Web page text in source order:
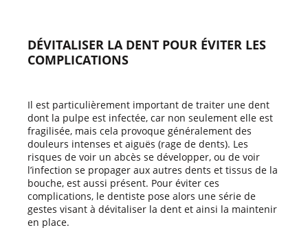
DÉVITALISER LA DENT POUR ÉVITER LES
COMPLICATIONS
Il est particulièrement important de traiter une dent
dont la pulpe est infectée, car non seulement elle est
fragilisée, mais cela provoque généralement des
douleurs intenses et aiguës (rage de dents). Les
risques de voir un abcès se développer, ou de voir
l’infection se propager aux autres dents et tissus de la
bouche, est aussi présent. Pour éviter ces
complications, le dentiste pose alors une série de
gestes visant à dévitaliser la dent et ainsi la maintenir
en place.